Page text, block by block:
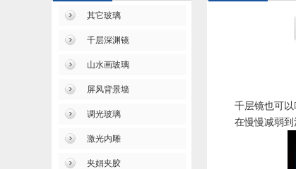
其它玻璃
千层深渊镜
山水画玻璃
屏风背景墙
调光玻璃
激光内雕
夹娟夹胶
千层镜也可
在慢慢减弱到